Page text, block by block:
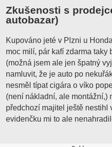
Zkušenosti s
autobazar)
Kupováno jeté v Plzni u
moc milí, pár kafí zdarma
(možná jsem ale jen špatný
namluvit, že je auto po
nesměl típat cigára o víko
(není nákladní, ale montážní,)
předchozí majitel ještě nestihl
evidenčku mi to ale